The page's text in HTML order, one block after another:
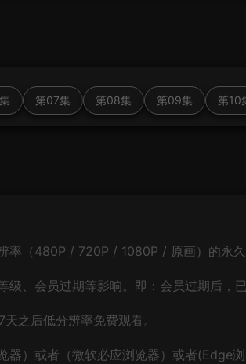
第07集 第08集 第09集 第10
率（480P / 720P / 1080P / 原画）的永久
、会员过期等影响。即：会员过期后，
之后低分辨率免费观看。
）或者（微软必应浏览器）或者(Edge